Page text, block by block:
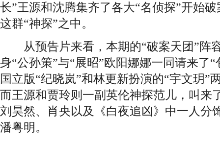
长”王源和沈腾集齐了各大“名侦探”开始
这群“神探”之中。
从预告片来看，本期的“破案天团”阵
身“公孙策”与“展昭”欧阳娜娜一同请来了
国立版“纪晓岚”和林更新扮演的“宇文玥”
而王源和贾玲则一副英伦神探范儿，叫来
刘昊然、肖央以及《白夜追凶》中一人分
潘粤明。